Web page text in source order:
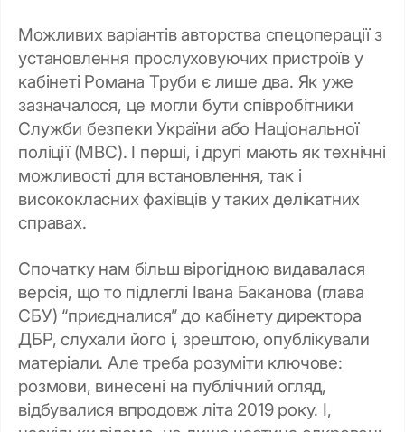
Можливих варіантів авторства спецоперації з
установлення прослуховуючих пристроїв у
кабінеті Романа Труби є лише два. Як уже
зазначалося, це могли бути співробітники
Служби безпеки України або Національної
поліції (МВС). І перші, і другі мають як технічні
можливості для встановлення, так і
висококласних фахівців у таких делікатних
справах.
Спочатку нам більш вірогідною видавалася
версія, що то підлеглі Івана Баканова (глава
СБУ) “приєдналися” до кабінету директора
ДБР, слухали його і, зрештою, опублікували
матеріали. Але треба розуміти ключове:
розмови, винесені на публічний огляд,
відбувалися впродовж літа 2019 року. І,